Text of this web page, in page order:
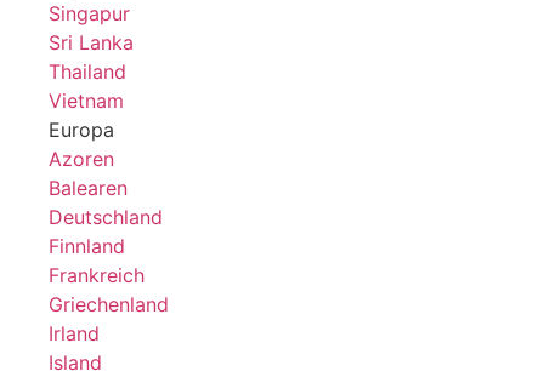
Singapur
Sri Lanka
Thailand
Vietnam
Europa
Azoren
Balearen
Deutschland
Finnland
Frankreich
Griechenland
Irland
Island